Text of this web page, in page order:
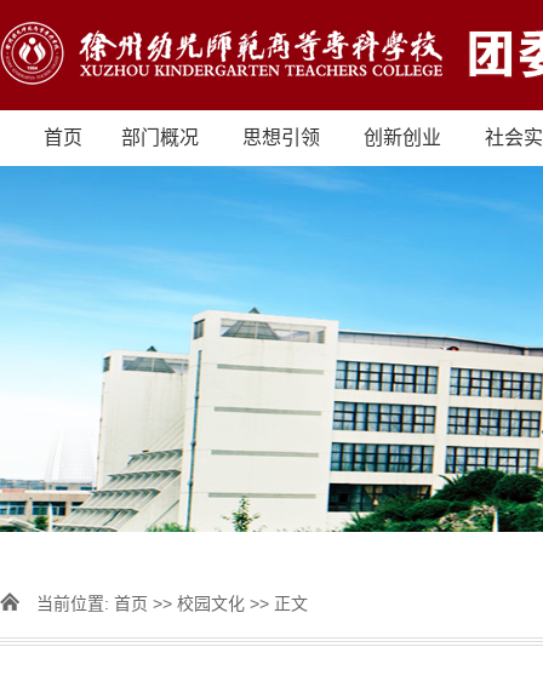
首页 部门概况 思想引领 创新创业 社会
当前位置: 首页 >> 校园文化 >> 正文